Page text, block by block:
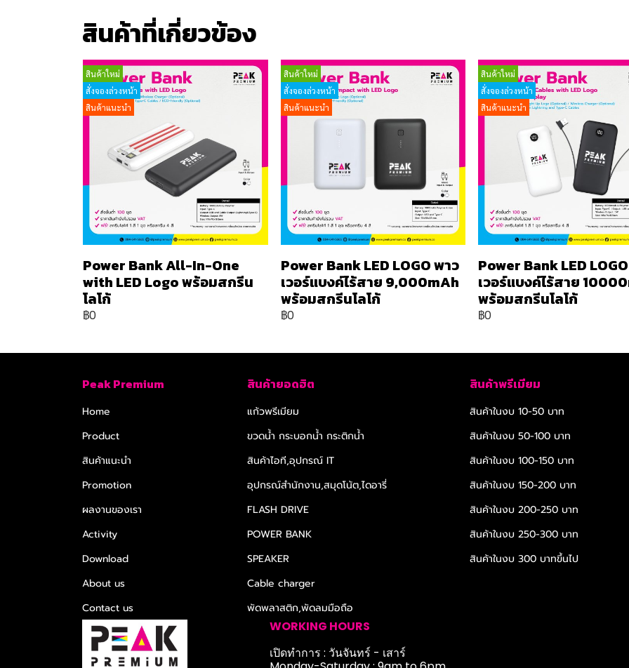
สินค้าที่เกี่ยวข้อง
สินค้าใหม่
สั่งจองล่วงหน้า
สินค้าแนะนำ
Power Bank All-In-One
with LED Logo พร้อมสกรีน
โลโก้
฿0
สินค้าใหม่
สั่งจองล่วงหน้า
สินค้าแนะนำ
Power Bank LED LOGO พาว
เวอร์แบงค์ไร้สาย 9,000mAh
พร้อมสกรีนโลโก้
฿0
สินค้าใหม่
สั่งจองล่วงหน้า
สินค้าแนะนำ
Power Bank LED
เวอร์แบงค์ไร้สาย
พร้อมสกรีนโลโก้
฿0
Peak Premium
Home
Product
สินค้าแนะนำ
Promotion
ผลงานของเรา
Activity
Download
About us
Contact us
สินค้ายอดฮิต
แก้วพรีเมียม
ขวดน้ำ กระบอกน้ำ กระติกน้ำ
สินค้าไอที,อุปกรณ์ IT
อุปกรณ์สำนักงาน,สมุดโน้ต,ไดอารี่
FLASH DRIVE
POWER BANK
SPEAKER
Cable charger
พัดพลาสติก,พัดลมมือถือ
สินค้าพรีเมียม
สินค้าในงบ 10-50 บาท
สินค้าในงบ 50-100 บาท
สินค้าในงบ 100-150 บาท
สินค้าในงบ 150-200 บาท
สินค้าในงบ 200-250 บาท
สินค้าในงบ 250-300 บาท
สินค้าในงบ 300 บาทขึ้นไป
WORKING HOURS
เปิดทำการ : วันจันทร์ - เสาร์